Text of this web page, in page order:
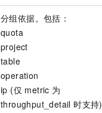
分组依据。包括：
quota
project
table
operation
ip (仅 metric 为
throughput_detail 时支持)